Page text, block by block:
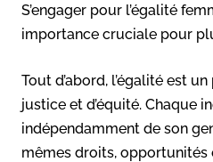
S’engager pour l’égalité
importance cruciale pour
Tout d’abord, l’égalité est
justice et d’équité. Chaque
indépendamment de son
mêmes droits, opportunités